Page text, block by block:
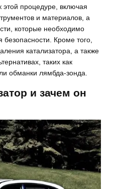
этой процедуре, включая
и материалов, а
которые необходимо
Кроме того,
катализатора, а также
таких как
обманки лямбда-зонда.
и зачем он